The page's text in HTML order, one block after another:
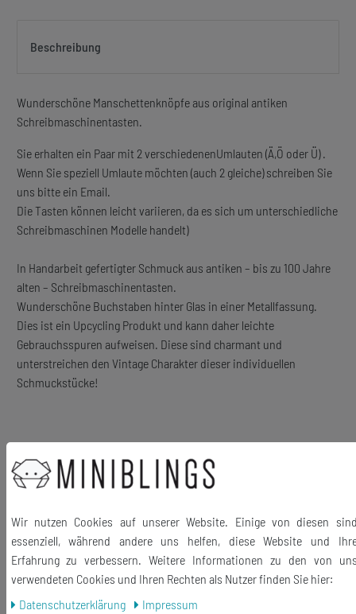
Beschreibung
Wunderschöne Manschettenknöpfe aus original antiken
Schreibmaschinentasten.
Sie erhalten ein Paar mit 2 verschiedenenUmlauten (Ä,Ö oder Ü) .
Wenn Sie speziell Umlaute möchten (auch 2 gleiche) schreiben Sie
uns bitte ein Email.
Die Tasten können leicht variieren, da es sich um unterschiedliche
Schreibmaschinen Modelle handelt)
In Handarbeit gefertigter Schmuck aus antiken – bis zu 100 Jahre
alten – Schreibmaschinentasten.
Wunderschöne Buchstaben hinter Glas in einer Metallfassung.
Dies ist ein Upcycling Produkt und kann daher leichte
Gebrauchsspuren aufweisen. Diese sind charmant und
unterstreichen den Vintage Charakter dieser individuellen
Schmuckstücke!
Material Knöpfe: antike Schreibmaschinentaste, Metall, Glas
Knopfmechanik: versilbert
Lieferumfang: 1 Paar Manschettenknöpfe + Box
Wir nutzen Cookies auf unserer Website. Einige von diesen
essenziell, während andere uns helfen, diese Website und
Erfahrung zu verbessern. Weitere Informationen zu den von
verwendeten Cookies und Ihren Rechten als Nutzer finden Sie hier:
Daten­schutz­erklärung
Impressum